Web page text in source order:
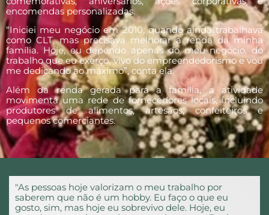
encomendas personalizadas.
“Iniciei meu negócio em 2010, quando ainda trabalhava
como CLT, mas precisava melhorar a renda da minha
família. Hoje, eu dependo apenas do meu negócio, do
trabalho que eu exerço, vivo do empreendedorismo e vou
me dedicando ao máximo”, conta ela.
Além da renda gerada para a família, a atividade
movimenta uma rede de fornecedores locais, incluindo
produtores de alimentos, artesãos, confeiteiros e
pequenos comerciantes.
"As pessoas hoje valorizam o meu trabalho por
saberem que não é um hobby. Eu faço o que eu
gosto, sim, mas hoje eu sobrevivo dele. Hoje, eu